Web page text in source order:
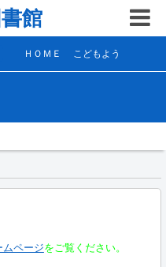
館
ＨＯＭＥ こどもよう
ムページをご覧ください。